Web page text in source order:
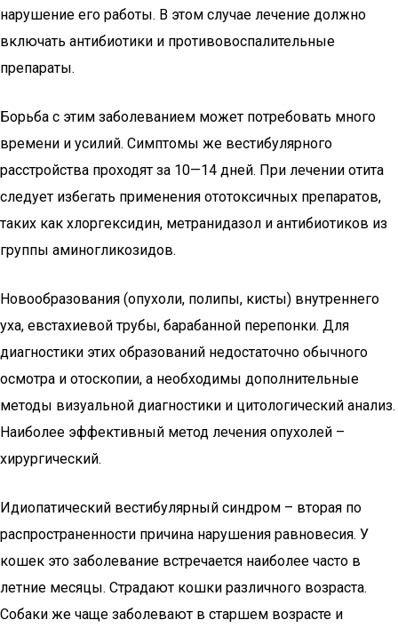
нарушение его работы. В этом случае лечение должно
включать антибиотики и противовоспалительные
препараты.
Борьба с этим заболеванием может потребовать много
времени и усилий. Симптомы же вестибулярного
расстройства проходят за 10—14 дней. При лечении отита
следует избегать применения ототоксичных препаратов,
таких как хлоргексидин, метранидазол и антибиотиков из
группы аминогликозидов.
Новообразования (опухоли, полипы, кисты) внутреннего
уха, евстахиевой трубы, барабанной перепонки. Для
диагностики этих образований недостаточно обычного
осмотра и отоскопии, а необходимы дополнительные
методы визуальной диагностики и цитологический анализ.
Наиболее эффективный метод лечения опухолей –
хирургический.
Идиопатический вестибулярный синдром – вторая по
распространенности причина нарушения равновесия. У
кошек это заболевание встречается наиболее часто в
летние месяцы. Страдают кошки различного возраста.
Собаки же чаще заболевают в старшем возрасте и